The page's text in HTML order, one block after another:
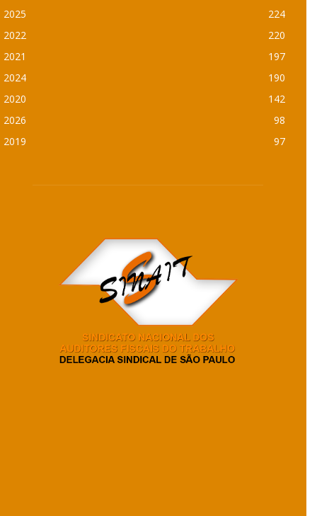
2025
224
2022
220
2021
197
2024
190
2020
142
2026
98
2019
97